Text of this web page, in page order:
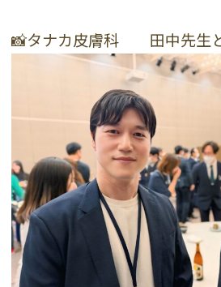
📸タナカ皮膚科 田中先生